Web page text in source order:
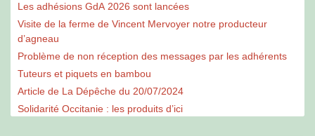
Les adhésions GdA 2026 sont lancées
Visite de la ferme de Vincent Mervoyer notre producteur
d’agneau
Problème de non réception des messages par les adhérents
Tuteurs et piquets en bambou
Article de La Dépêche du 20/07/2024
Solidarité Occitanie : les produits d’ici